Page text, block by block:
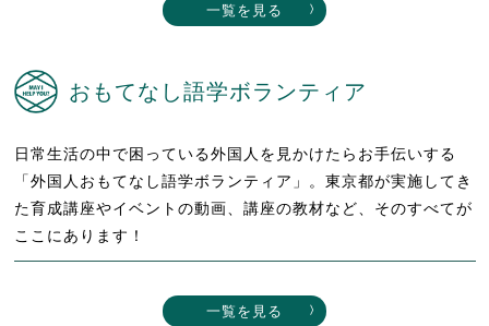
一覧を見る
おもてなし語学ボランティア
日常生活の中で困っている外国人を見かけたらお手伝いする
「外国人おもてなし語学ボランティア」。東京都が実施してき
た育成講座やイベントの動画、講座の教材など、そのすべてが
ここにあります！
一覧を見る